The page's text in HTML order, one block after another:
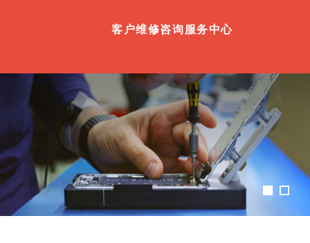
客户维修咨询服务中心